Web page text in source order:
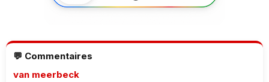
💬 Commentaires
van meerbeck